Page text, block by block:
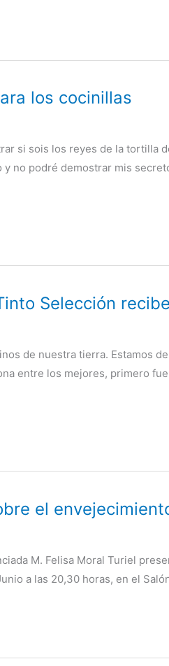
los cocinillas
si sois los reyes de la tortilla
no podré demostrar mis
Selección
de nuestra tierra. Estamos
entre los mejores, primero
el
M. Felisa Moral Turiel
a las 20,30 horas, en el